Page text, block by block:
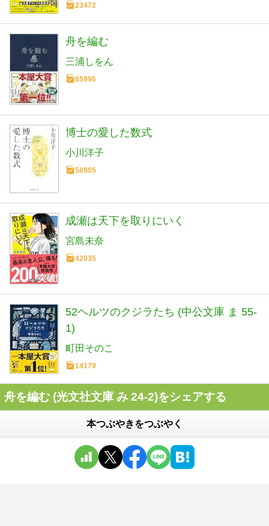
23472
舟を編む
三浦しをん
65996
博士の愛した数式
小川洋子
58905
成瀬は天下を取りにいく
宮島未奈
42035
52ヘルツのクジラたち (中公文庫 ま 55-
1)
町田そのこ
14179
舟を編む (光文社文庫 み 24-2)をシェアする
本つぶやきをつぶやく